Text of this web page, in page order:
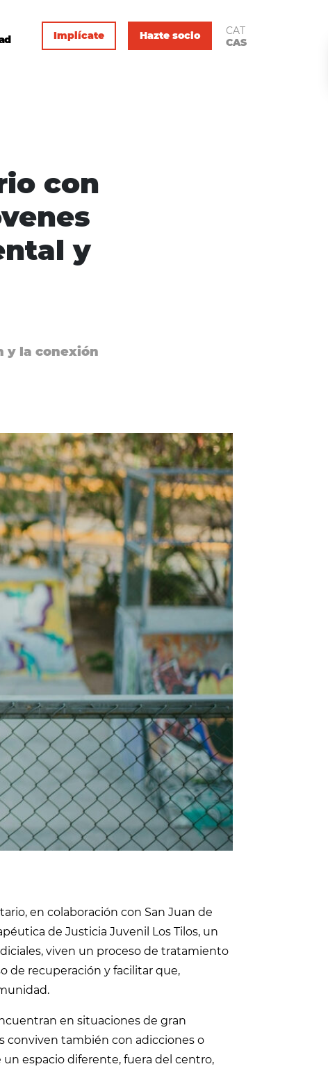
Implícate Hazte socio
CAT
CAS
con
y
y la conexión
en colaboración con San Juan de
de Justicia Juvenil Los Tilos, un
viven un proceso de tratamiento
de recuperación y facilitar que,
en situaciones de gran
conviven también con adicciones o
espacio diferente, fuera del centro,